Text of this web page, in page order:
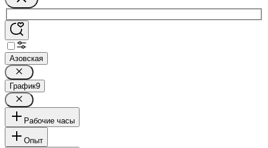
Азовская
График9
Рабочие часы
Опыт